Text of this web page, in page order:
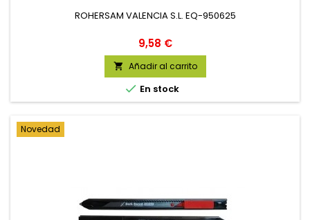
ROHERSAM VALENCIA S.L. EQ-950625
Precio
9,58 €
 Añadir al carrito
 En stock
Novedad